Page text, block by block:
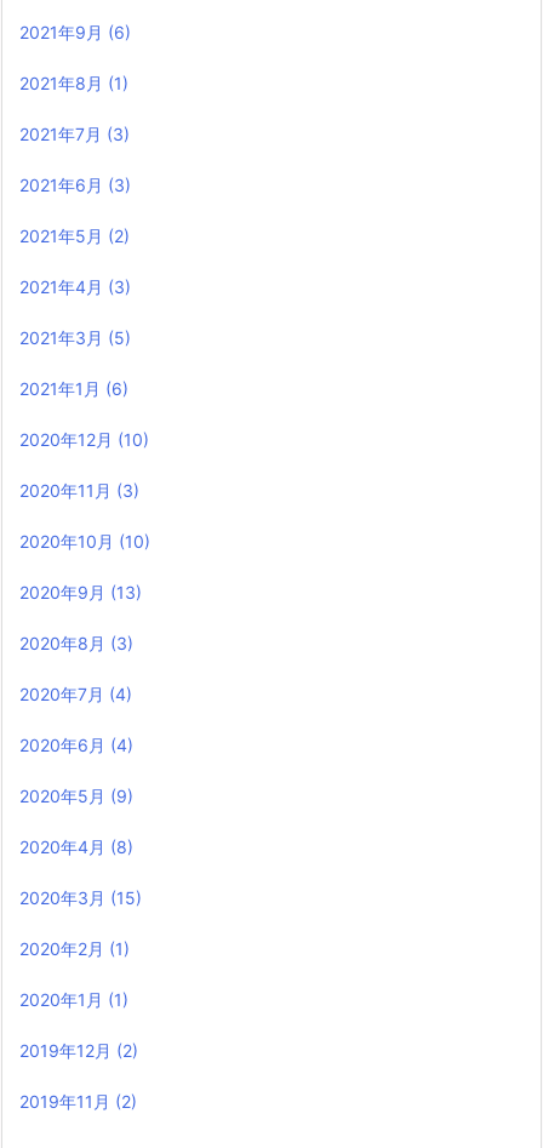
2021年9月 (6)
2021年8月 (1)
2021年7月 (3)
2021年6月 (3)
2021年5月 (2)
2021年4月 (3)
2021年3月 (5)
2021年1月 (6)
2020年12月 (10)
2020年11月 (3)
2020年10月 (10)
2020年9月 (13)
2020年8月 (3)
2020年7月 (4)
2020年6月 (4)
2020年5月 (9)
2020年4月 (8)
2020年3月 (15)
2020年2月 (1)
2020年1月 (1)
2019年12月 (2)
2019年11月 (2)